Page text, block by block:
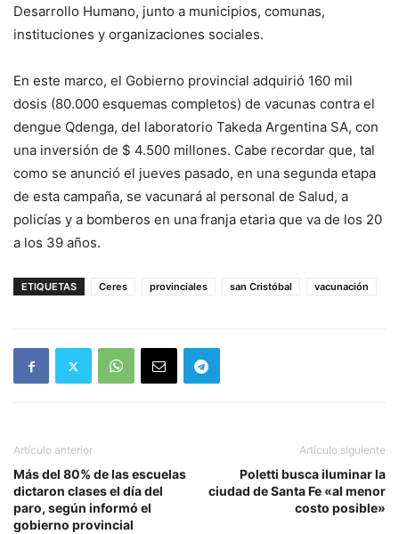
Desarrollo Humano, junto a municipios, comunas,
instituciones y organizaciones sociales.
En este marco, el Gobierno provincial adquirió 160 mil
dosis (80.000 esquemas completos) de vacunas contra el
dengue Qdenga, del laboratorio Takeda Argentina SA, con
una inversión de $ 4.500 millones. Cabe recordar que, tal
como se anunció el jueves pasado, en una segunda etapa
de esta campaña, se vacunará al personal de Salud, a
policías y a bomberos en una franja etaria que va de los 20
a los 39 años.
ETIQUETAS Ceres provinciales san Cristóbal vacunación
Artículo anterior
Más del 80% de las escuelas
dictaron clases el día del
paro, según informó el
gobierno provincial
Artículo siguiente
Poletti busca iluminar la
ciudad de Santa Fe «al menor
costo posible»